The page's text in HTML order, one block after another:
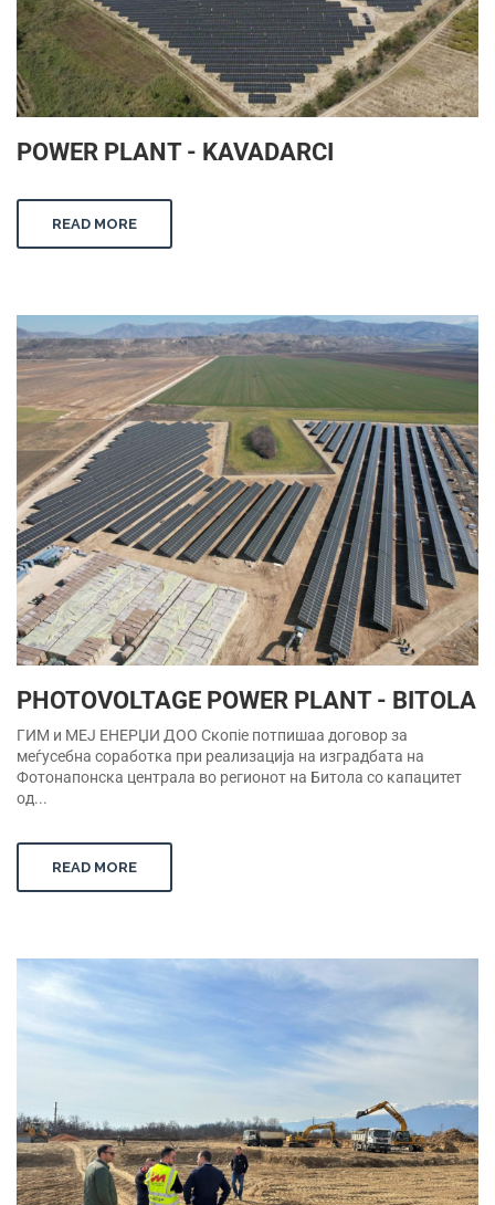
POWER PLANT - KAVADARCI
READ MORE
PHOTOVOLTAGE POWER PLANT - BITOLA
ГИМ и МЕЈ ЕНЕРЏИ ДОО Скопіе потпишаа договор за
меѓусебна соработка при реализација на изградбата на
Фотонапонска централа во регионот на Битола со капацитет
од...
READ MORE